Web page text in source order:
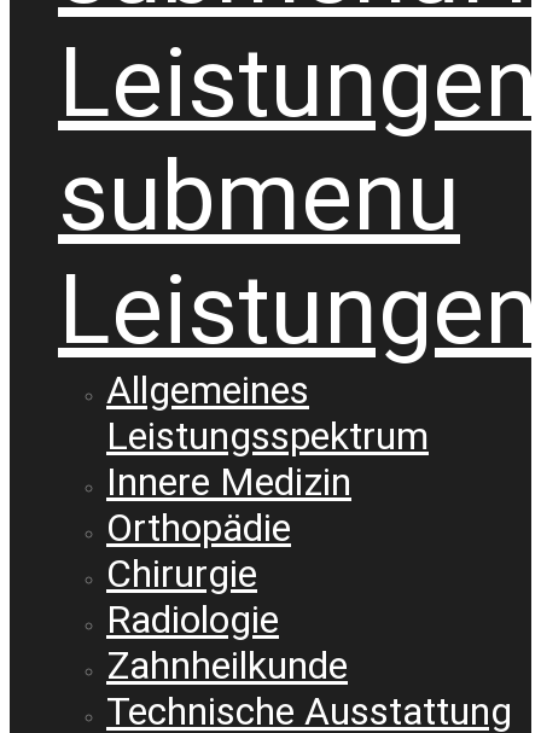
Leistungen
submenu
Leistungen
Allgemeines
Leistungsspektrum
Innere Medizin
Orthopädie
Chirurgie
Radiologie
Zahnheilkunde
Technische Ausstattung